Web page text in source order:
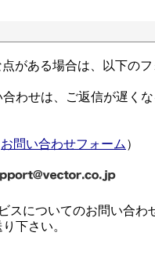
がある場合は、以下の
わせは、ご返信が遅く
お問い合わせフォーム ）
スについてのお問い合わ
下さい。